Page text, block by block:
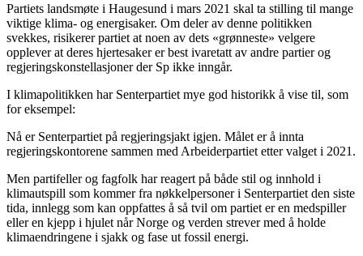
Partiets landsmøte i Haugesund i mars 2021 skal ta stilling til mange
viktige klima- og energisaker. Om deler av denne politikken
svekkes, risikerer partiet at noen av dets «grønneste» velgere
opplever at deres hjertesaker er best ivaretatt av andre partier og
regjeringskonstellasjoner der Sp ikke inngår.
I klimapolitikken har Senterpartiet mye god historikk å vise til, som
for eksempel:
Nå er Senterpartiet på regjeringsjakt igjen. Målet er å innta
regjeringskontorene sammen med Arbeiderpartiet etter valget i 2021.
Men partifeller og fagfolk har reagert på både stil og innhold i
klimautspill som kommer fra nøkkelpersoner i Senterpartiet den siste
tida, innlegg som kan oppfattes å så tvil om partiet er en medspiller
eller en kjepp i hjulet når Norge og verden strever med å holde
klimaendringene i sjakk og fase ut fossil energi.